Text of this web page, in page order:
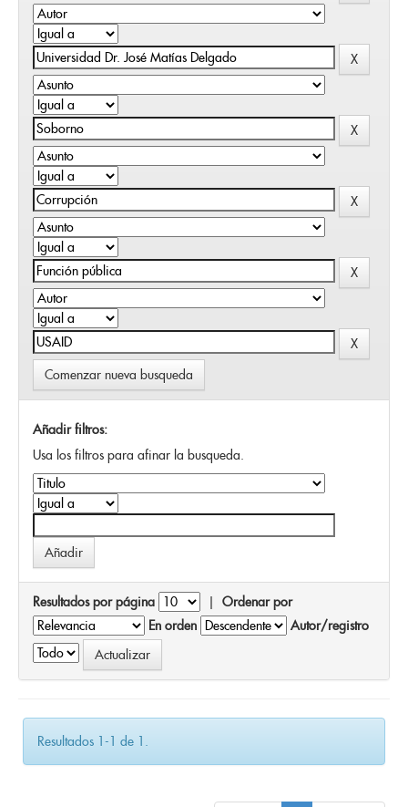
Comenzar nueva busqueda
Añadir filtros:
Usa los filtros para afinar la busqueda.
Resultados por página | Ordenar por
En orden
Autor/registro
Resultados 1-1 de 1.